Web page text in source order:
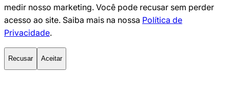
medir nosso marketing. Você pode recusar sem perder
acesso ao site. Saiba mais na nossa Política de
Privacidade.
Recusar Aceitar